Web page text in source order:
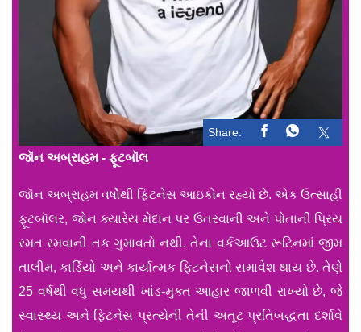
Share:
જૉન અબ્રાહમ - ફૂટબૉલ
જૉન અબ્રાહમ વર્ષોથી ફિટનેસ આઇકોન રહ્યો છે. એક ઉત્સાહી
ફૂટબૉલર, જોન ક્યારેય મેદાન પર ઉતરવાની અને પોતાની પ્રિય
રમત રમવાની તક ગુમાવતો નથી. તેના વર્કઆઉટ રૂટિનમાં જીમ
તાલીમ, કાર્ડિયો અને કાર્યાત્મક ફિટનેસનો સમાવેશ થાય છે. તેણે
25 વર્ષથી વધુ સમયથી ખાંડ-મુક્ત આહાર જાળવી રાખ્યો છે, જે
સ્વાસ્થ્ય અને ફિટનેસ પ્રત્યેની તેની અતૂટ પ્રતિબદ્ધતા દર્શાવે